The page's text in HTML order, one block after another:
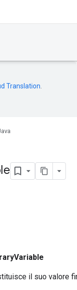
Translation
il suo valore